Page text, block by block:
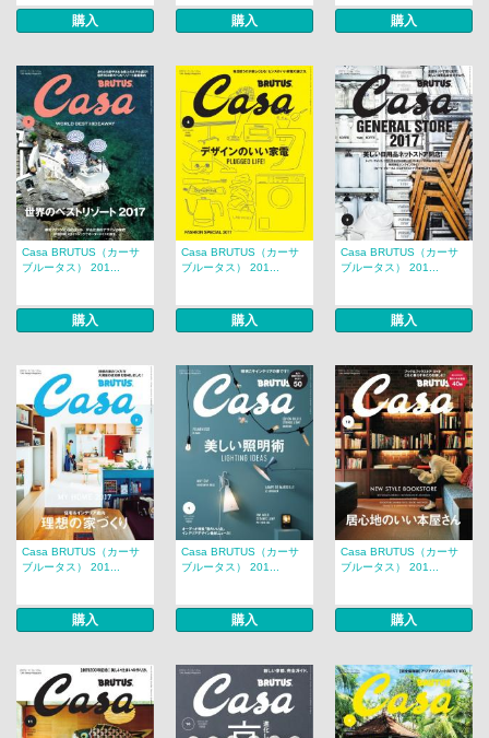
購入 購入 購入
Casa BRUTUS（カーサ
ブルータス） 201...
購入
Casa BRUTUS（カーサ
ブルータス） 201...
購入
Casa BRUTUS（カーサ
ブルータス） 201...
購入
Casa BRUTUS（カーサ
ブルータス） 201...
購入
Casa BRUTUS（カーサ
ブルータス） 201...
購入
Casa BRUTUS（カーサ
ブルータス） 201...
購入